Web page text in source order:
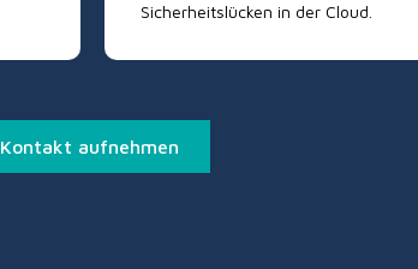
Sicherheitslücken in der Cloud.
Kontakt aufnehmen